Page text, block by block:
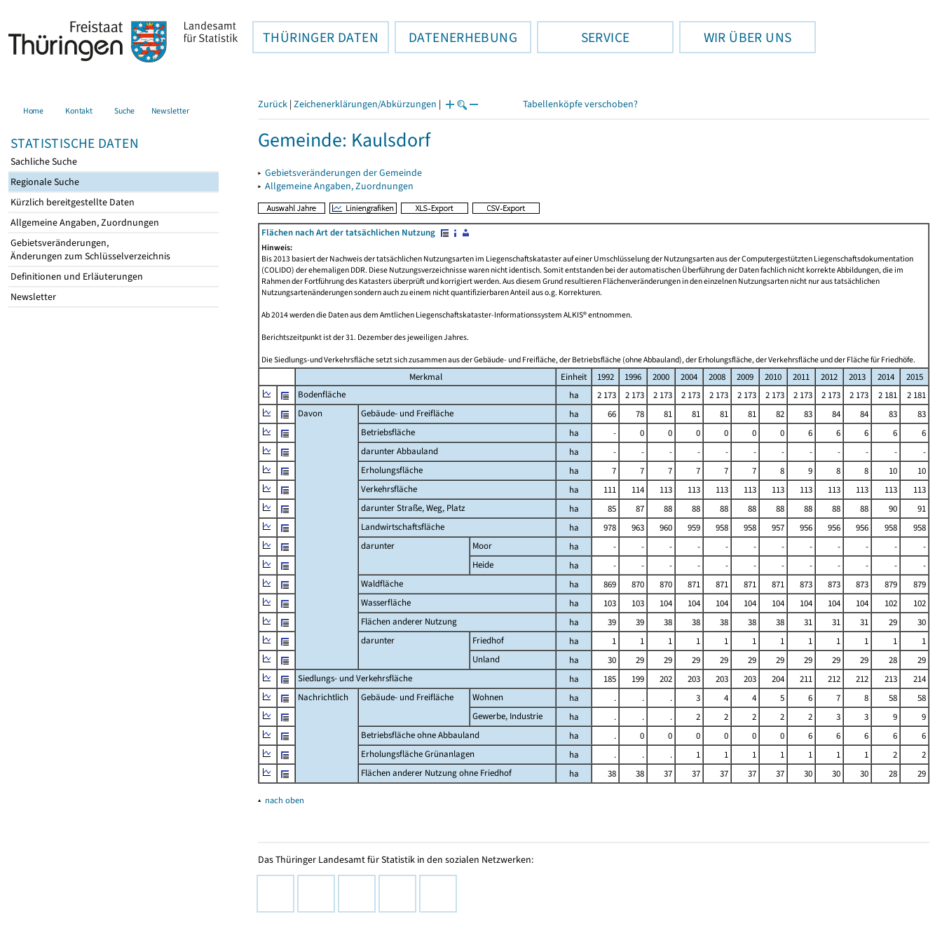
THÜRINGER DATEN DATENERHEBUNG SERVICE WIR ÜBER UNS
Home Kontakt Suche Newsletter
STATISTISCHE DATEN
Sachliche Suche
Regionale Suche
Kürzlich bereitgestellte Daten
Allgemeine Angaben, Zuordnungen
Gebietsveränderungen,
Änderungen zum Schlüsselverzeichnis
Definitionen und Erläuterungen
Newsletter
Zurück | Zeichenerklärungen/Abkürzungen | Tabellenköpfe verschoben?
Gemeinde: Kaulsdorf
▸ Gebietsveränderungen der Gemeinde
▸ Allgemeine Angaben, Zuordnungen
Flächen nach Art der tatsächlichen Nutzung
Hinweis:
Bis 2013 basiert der Nachweis der tatsächlichen Nutzungsarten im Liegenschaftskataster auf einer Umschlüsselung der Nutzungsarten aus der Computergestützten Liegenschaftsdokumentation
(COLIDO) der ehemaligen DDR. Diese Nutzungsverzeichnisse waren nicht identisch. Somit entstanden bei der automatischen Überführung der Daten fachlich nicht korrekte Abbildungen, die im
Rahmen der Fortführung des Katasters überprüft und korrigiert werden. Aus diesem Grund resultieren Flächenveränderungen in den einzelnen Nutzungsarten nicht nur aus tatsächlichen
Nutzungsartenänderungen sondern auch zu einem nicht quantifizierbaren Anteil aus o.g. Korrekturen.
Ab 2014 werden die Daten aus dem Amtlichen Liegenschaftskataster-Informationssystem ALKIS® entnommen.
Berichtszeitpunkt ist der 31. Dezember des jeweiligen Jahres.
Die Siedlungs-und Verkehrsfläche setzt sich zusammen aus der Gebäude- und Freifläche, der Betriebsfläche (ohne Abbauland), der Erholungsfläche, der Verkehrsfläche und der Fläche für Friedhöfe.
Merkmal Einheit 1992 1996 2000 2004 2008 2009 2010 2011 2012 2013 2014
2015
Bodenfläche
ha 2 173 2 173 2 173 2 173 2 173 2 173 2 173 2 173 2 173 2 173 2 181
2 181
Davon
Gebäude- und Freifläche ha 66 78 81 81 81 81 82 83 84 84 83
83
Betriebsfläche
ha - 0 0 0 0 0 0 6 6 6 6
6
darunter Abbauland
ha - - - - - - - - - - -
-
Erholungsfläche
ha 7 7 7 7 7 7 8 9 8 8 10
10
Verkehrsfläche
ha 111 114 113 113 113 113 113 113 113 113 113
113
darunter Straße, Weg, Platz
ha 85 87 88 88 88 88 88 88 88 88 90
91
Landwirtschaftsfläche
ha 978 963 960 959 958 958 957 956 956 956 958
958
darunter
Moor ha - - - - - - - - - - -
-
Heide
ha - - - - - - - - - - -
-
Waldfläche
ha 869 870 870 871 871 871 871 873 873 873 879
879
Wasserfläche
ha 103 103 104 104 104 104 104 104 104 104 102
102
Flächen anderer Nutzung
ha 39 39 38 38 38 38 38 31 31 31 29
30
darunter
Friedhof ha 1 1 1 1 1 1 1 1 1 1 1
1
Unland
ha 30 29 29 29 29 29 29 29 29 29 28
29
Siedlungs- und Verkehrsfläche
ha 185 199 202 203 203 203 204 211 212 212 213
214
Nachrichtlich
Gebäude- und Freifläche Wohnen ha . . . 3 4 4 5 6 7 8 58
58
Gewerbe, Industrie
ha . . . 2 2 2 2 2 3 3 9
9
Betriebsfläche ohne Abbauland
ha . 0 0 0 0 0 0 6 6 6 6
6
Erholungsfläche Grünanlagen
ha . . . 1 1 1 1 1 1 1 2
2
Flächen anderer Nutzung ohne Friedhof
ha 38 38 37 37 37 37 37 30 30 30 28 29
▴ nach oben
Das Thüringer Landesamt für Statistik in den sozialen Netzwerken: